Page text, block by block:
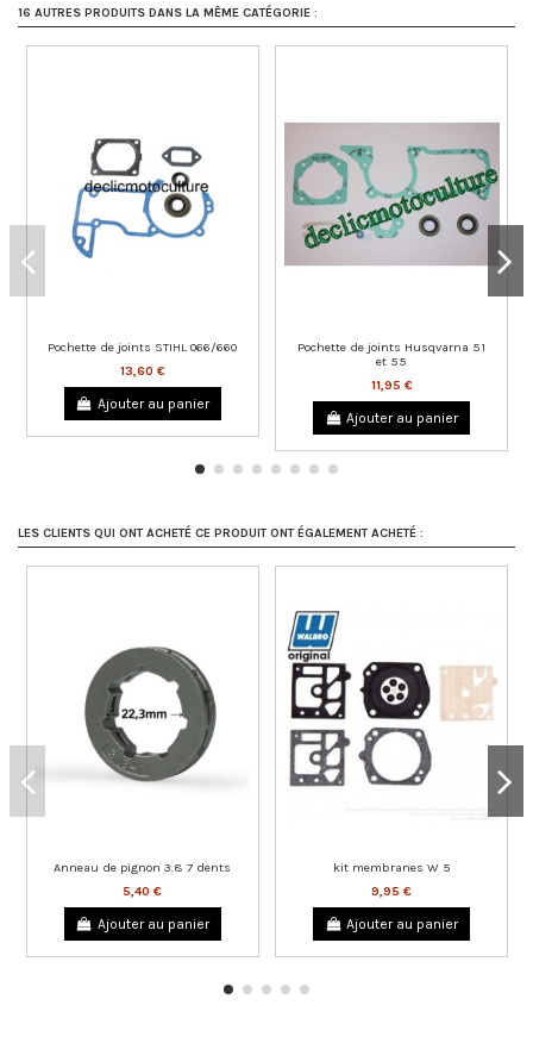
16 AUTRES PRODUITS DANS LA MÊME CATÉGORIE :
Pochette de joints STIHL 066/660
13,60 €
Ajouter au panier
Pochette de joints Husqvarna 51
et 55
11,95 €
Ajouter au panier
LES CLIENTS QUI ONT ACHETÉ CE PRODUIT ONT ÉGALEMENT ACHETÉ :
Anneau de pignon 3.8 7 dents
5,40 €
Ajouter au panier
kit membranes W 5
9,95 €
Ajouter au panier